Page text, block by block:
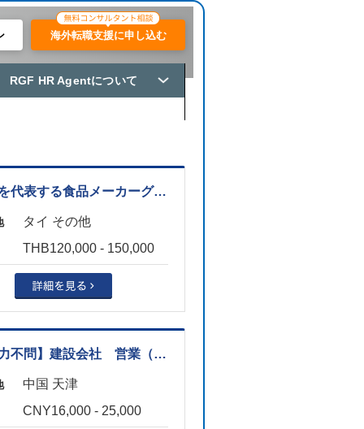
海外転職支援に申し込む
RGF HR Agentについて
【日本を代表する食品メーカーグループ】経理マネージャー ※サラブリ勤務（バンコクから乗り合いサポートあり）
タイ その他
THB120,000 - 150,000
【語学力不問】建設会社 営業（番号168562）
中国 天津
CNY16,000 - 25,000